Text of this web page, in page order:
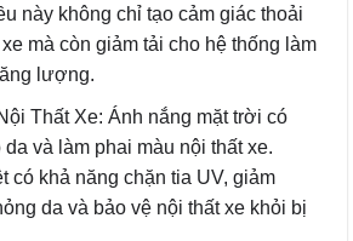
này không chỉ tạo cảm giác thoải
mà còn giảm tải cho hệ thống làm
lượng.
Thất Xe: Ánh nắng mặt trời có
và làm phai màu nội thất xe.
có khả năng chặn tia UV, giảm
da và bảo vệ nội thất xe khỏi bị